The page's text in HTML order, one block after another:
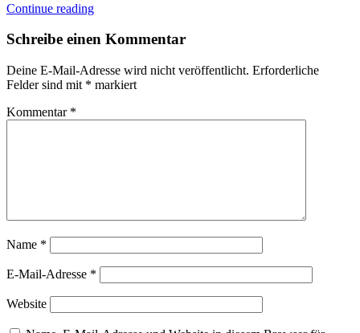
Continue reading
Schreibe einen Kommentar
Deine E-Mail-Adresse wird nicht veröffentlicht. Erforderliche
Felder sind mit * markiert
Kommentar *
Name *
E-Mail-Adresse *
Website